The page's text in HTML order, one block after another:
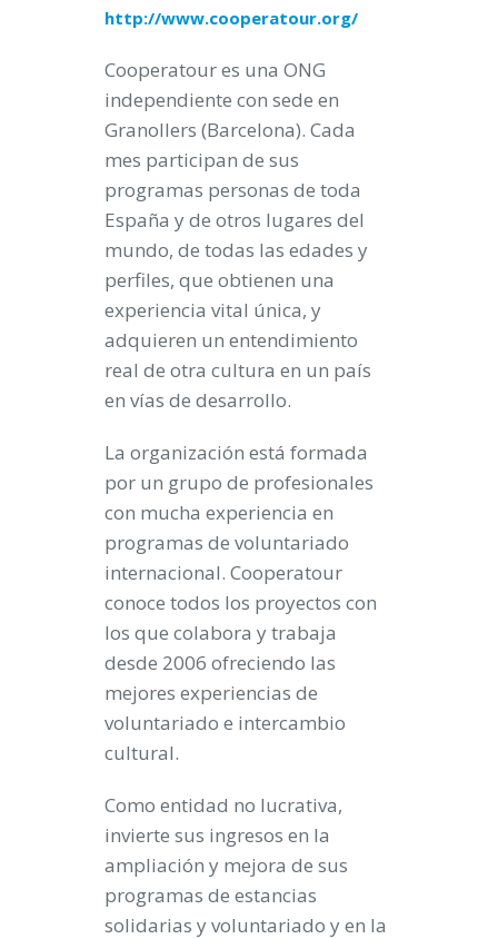
http://www.cooperatour.org/
Cooperatour es una ONG
independiente con sede en
Granollers (Barcelona). Cada
mes participan de sus
programas personas de toda
España y de otros lugares del
mundo, de todas las edades y
perfiles, que obtienen una
experiencia vital única, y
adquieren un entendimiento
real de otra cultura en un país
en vías de desarrollo.
La organización está formada
por un grupo de profesionales
con mucha experiencia en
programas de voluntariado
internacional. Cooperatour
conoce todos los proyectos con
los que colabora y trabaja
desde 2006 ofreciendo las
mejores experiencias de
voluntariado e intercambio
cultural.
Como entidad no lucrativa,
invierte sus ingresos en la
ampliación y mejora de sus
programas de estancias
solidarias y voluntariado y en la